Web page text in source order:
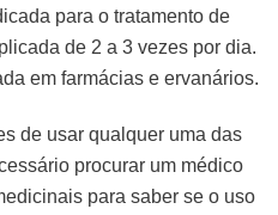
para o tratamento de
de 2 a 3 vezes por dia.
em farmácias e ervanários.
de usar qualquer uma das
procurar um médico
para saber se o uso